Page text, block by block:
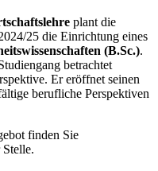
plant die
25 die Einrichtung eines
(B.Sc.).
betrachtet
Er eröffnet seinen
berufliche Perspektiven
finden Sie